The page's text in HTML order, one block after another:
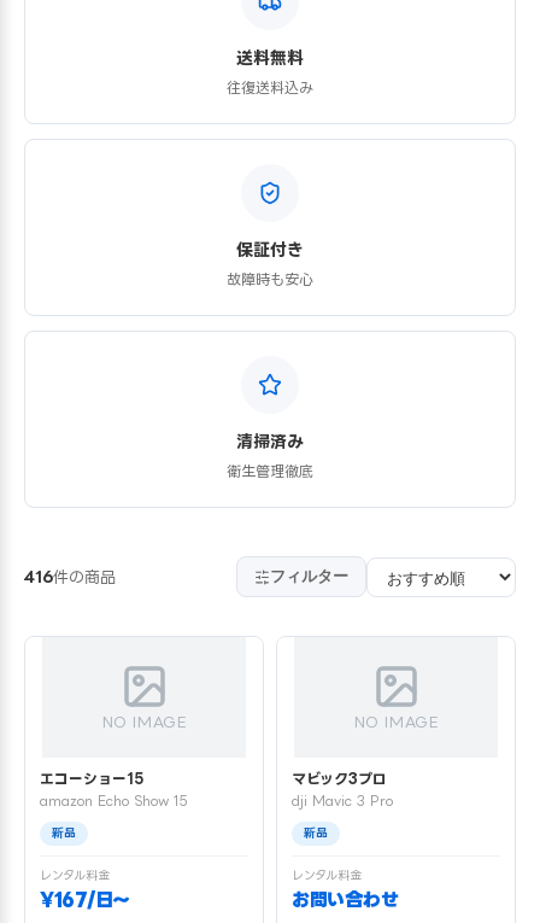
送料無料
往復送料込み
保証付き
故障時も安心
清掃済み
衛生管理徹底
416件の商品 フィルター
NO IMAGE
エコーショー15
amazon Echo Show 15
新品
レンタル料金
¥167/日〜
NO IMAGE
マビック3プロ
dji Mavic 3 Pro
新品
レンタル料金
お問い合わせ